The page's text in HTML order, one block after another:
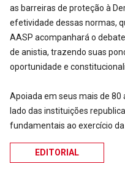
as barreiras de proteção à
efetividade dessas normas,
AASP acompanhará o
de anistia, trazendo suas
oportunidade e
Apoiada em seus mais de 80
lado das instituições
fundamentais ao exercício da
EDITORIAL